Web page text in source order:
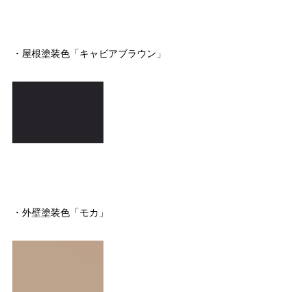
・屋根塗装色「キャビアブラウン」
・外壁塗装色「モカ」